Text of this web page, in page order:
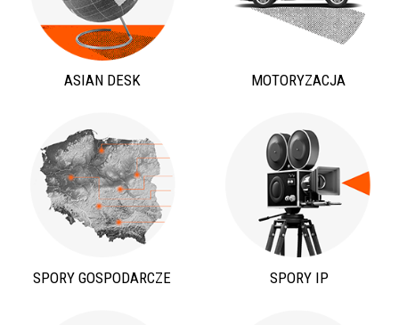
SPORY GOSPODARCZE
ASIAN DESK MOTORYZACJA
SPORY IP